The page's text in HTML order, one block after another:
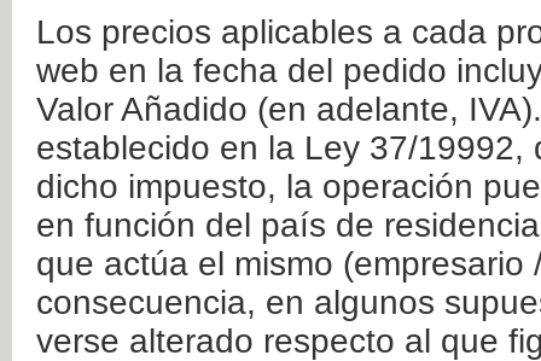
Los precios aplicables a cada
web en la fecha del pedido
Valor Añadido (en adelante,
establecido en la Ley 37/
dicho impuesto, la operación
en función del país de
que actúa el mismo
consecuencia, en algunos
verse alterado respecto al que